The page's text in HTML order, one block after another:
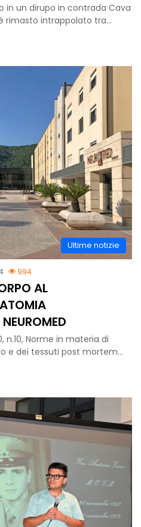
in un dirupo in contrada Cava
rimasto intrappolato tra…
Ultime notizie
994
AL
n.10, Norme in materia di
e dei tessuti post mortem…